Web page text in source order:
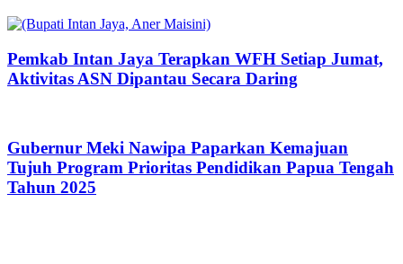
Pemkab Intan Jaya Terapkan WFH Setiap Jumat,
Aktivitas ASN Dipantau Secara Daring
Gubernur Meki Nawipa Paparkan Kemajuan
Tujuh Program Prioritas Pendidikan Papua Tengah
Tahun 2025